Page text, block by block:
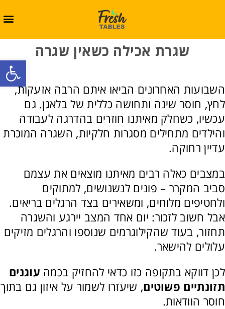
שגרת אכילה כשאין שגרה
השבועות האחרונים הביאו איתם הרבה אזעקות,
לחץ, חוסר שינה ותחושה כללית של בלאגן. גם
עכשיו, כשחלק מאיתנו חוזרים בהדרגה לעבודה
והילדים מתחילים מסגרות חלקיות, השגרה המוכרת
עדיין רחוקה.
במצבים כאלה רבים מאיתנו מוצאים את עצמם
סביב המקרר – פונים לנשנושים, למתוקים
ולחטיפים מלוחים, ומשאירים בצד הרגלים בריאים.
אבל חשוב לזכור: יום אחד המצב יירגע והשגרה
תחזור, בעוד שהקילוגרמים שנוספו והרגלים מזיקים
עלולים להישאר.
לכן דווקא בתקופה כזו כדאי להחזיק בכמה עוגנים
תזונתיים פשוטים, שיעזרו לשמור על איזון גם בתוך
חוסר הוודאות.